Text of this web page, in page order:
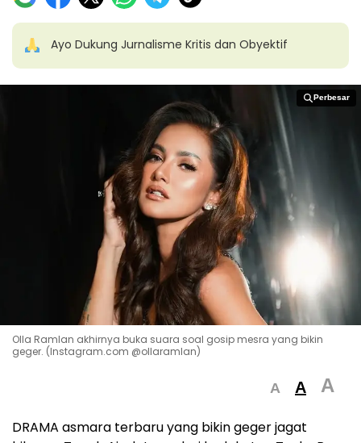
Ayo Dukung Jurnalisme Kritis dan Obyektif
Perbesar
Perbesar
Olla Ramlan akhirnya buka suara soal gosip mesra yang bikin
geger. (Instagram.com @ollaramlan)
A A A
DRAMA asmara terbaru yang bikin geger jagat